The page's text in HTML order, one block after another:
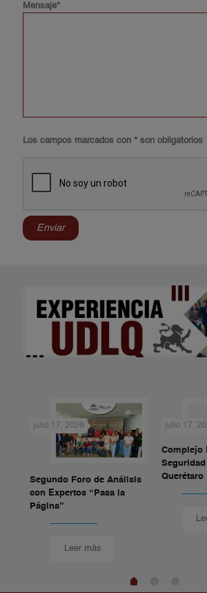
Mensaje*
Los campos marcados con * son obligatorios
julio 17, 2026
Segundo Foro de Análisis
con Expertos “Pasa la
Página”
Leer más
julio 17,
Complejo
Seguridad
Querétaro